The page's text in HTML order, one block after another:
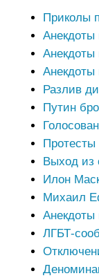
Приколы
Анекдоты
Анекдоты
Разлив
Путин
Выход из
Илон
Михаил
ЛГБТ-